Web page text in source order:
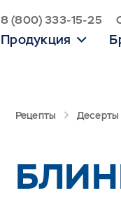
8 (800) 333-15-25
Продукция
Рецепты Десерты